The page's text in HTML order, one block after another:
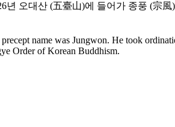
오대산 (五臺山)에 들어가 종풍 (宗
name was Jungwon. He took
Order of Korean Buddhism.